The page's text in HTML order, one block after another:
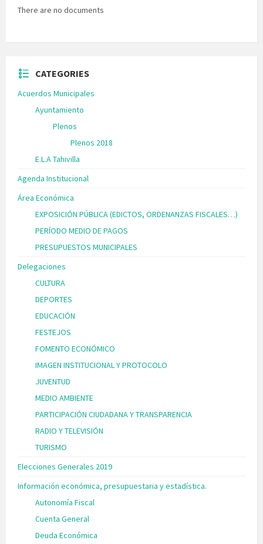
There are no documents
CATEGORIES
Acuerdos Municipales
Ayuntamiento
Plenos
Plenos 2018
E.L.A Tahivilla
Agenda Institucional
Área Económica
EXPOSICIÓN PÚBLICA (EDICTOS, ORDENANZAS FISCALES…)
PERÍODO MEDIO DE PAGOS
PRESUPUESTOS MUNICIPALES
Delegaciones
CULTURA
DEPORTES
EDUCACIÓN
FESTEJOS
FOMENTO ECONÓMICO
IMAGEN INSTITUCIONAL Y PROTOCOLO
JUVENTUD
MEDIO AMBIENTE
PARTICIPACIÓN CIUDADANA Y TRANSPARENCIA
RADIO Y TELEVISIÓN
TURISMO
Elecciones Generales 2019
Información económica, presupuestaria y estadística.
Autonomía Fiscal
Cuenta General
Deuda Económica